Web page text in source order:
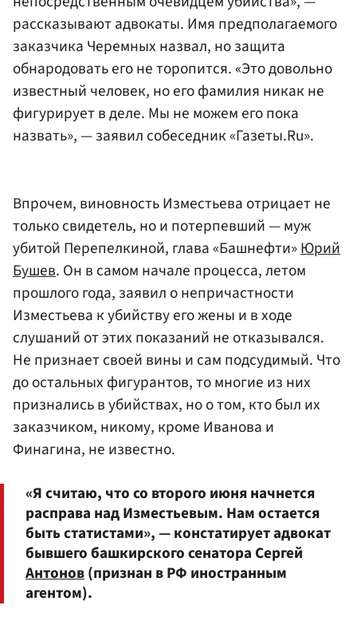
рассказывают адвокаты. Имя предполагаемого
заказчика Черемных назвал, но защита
обнародовать его не торопится. «Это довольно
известный человек, но его фамилия никак не
фигурирует в деле. Мы не можем его пока
назвать», — заявил собеседник «Газеты.Ru».
Впрочем, виновность Изместьева отрицает не
только свидетель, но и потерпевший — муж
убитой Перепелкиной, глава «Башнефти»Юрий
Бушев. Он в самом начале процесса, летом
прошлого года, заявил о непричастности
Изместьева к убийству его жены и в ходе
слушаний от этих показаний не отказывался.
Не признает своей вины и сам подсудимый. Что
до остальных фигурантов, то многие из них
признались в убийствах, но о том, кто был их
заказчиком, никому, кроме Иванова и
Финагина, не известно.
«Я считаю, что со второго июня начнется
расправа над Изместьевым. Нам остается
быть статистами», — констатирует адвокат
бывшего башкирского сенатора Сергей
Антонов(признан в РФ иностранным
агентом).